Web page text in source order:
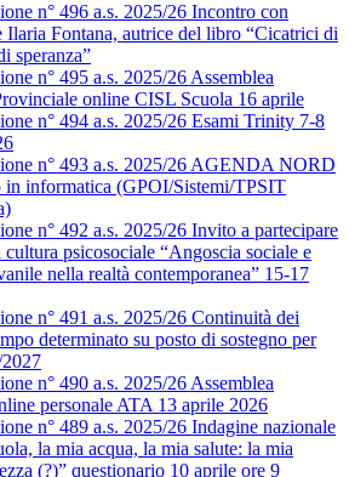
n° 496 a.s. 2025/26 Incontro con
Ilaria Fontana, autrice del libro “Cicatrici di
speranza”
n° 495 a.s. 2025/26 Assemblea
online CISL Scuola 16 aprile
n° 494 a.s. 2025/26 Esami Trinity 7-8
n° 493 a.s. 2025/26 AGENDA NORD
in informatica (GPOI/Sistemi/TPSIT
n° 492 a.s. 2025/26 Invito a partecipare
psicosociale “Angoscia sociale e
nella realtà contemporanea” 15-17
n° 491 a.s. 2025/26 Continuità dei
determinato su posto di sostegno per
2027
n° 490 a.s. 2025/26 Assemblea
personale ATA 13 aprile 2026
n° 489 a.s. 2025/26 Indagine nazionale
la mia acqua, la mia salute: la mia
(?)” questionario 10 aprile ore 9